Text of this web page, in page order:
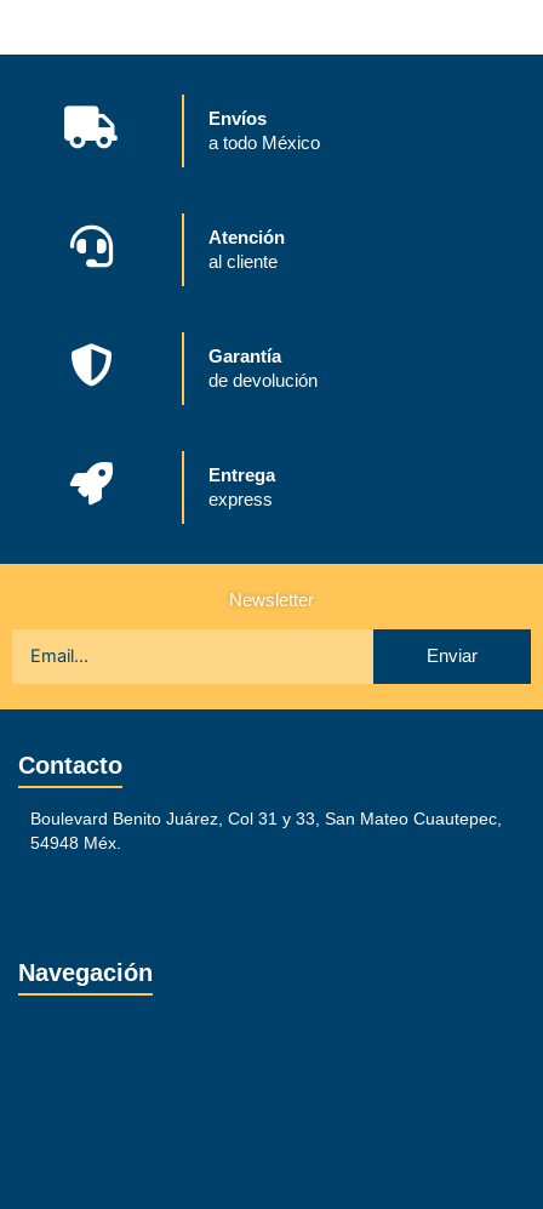
Envíos
a todo México
Atención
al cliente
Garantía
de devolución
Entrega
express
Newsletter
Enviar
Contacto
Boulevard Benito Juárez, Col 31 y 33, San Mateo Cuautepec,
54948 Méx.
Navegación